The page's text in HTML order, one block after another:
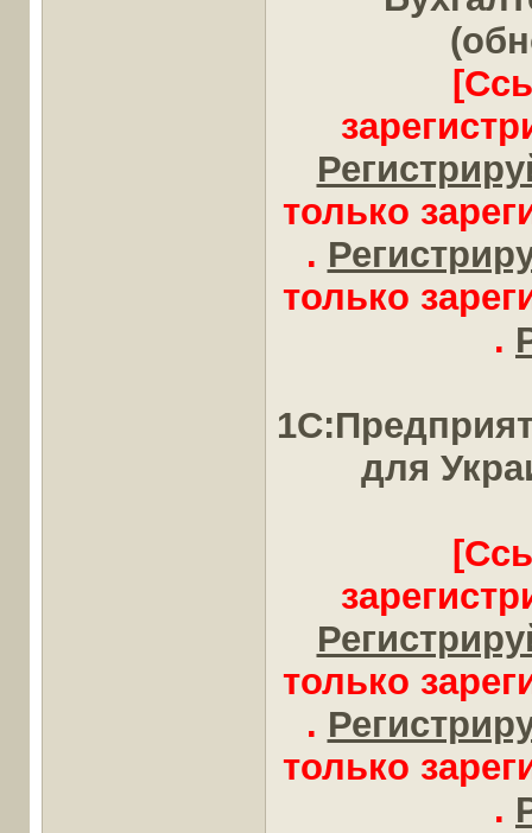
только
.
только
.
для
только
.
только
.